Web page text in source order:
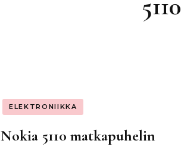
ELEKTRONIIKKA
Nokia 5110 matkapuhelin